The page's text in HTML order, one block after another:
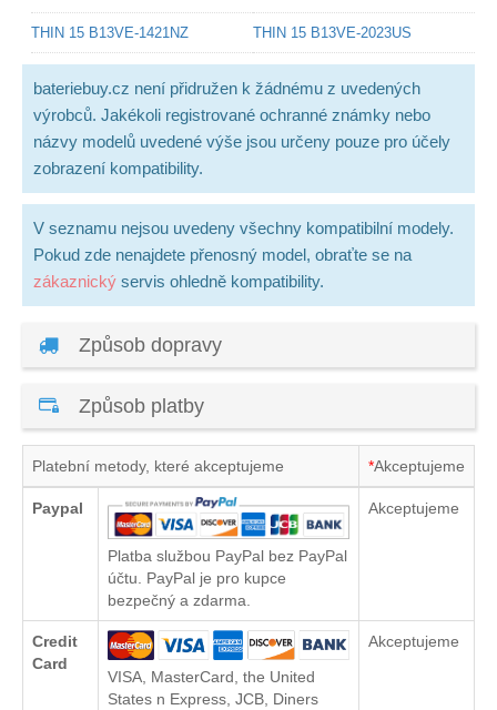
THIN 15 B13VE-1421NZ THIN 15 B13VE-2023US
bateriebuy.cz není přidružen k žádnému z uvedených
výrobců. Jakékoli registrované ochranné známky nebo
názvy modelů uvedené výše jsou určeny pouze pro účely
zobrazení kompatibility.
V seznamu nejsou uvedeny všechny kompatibilní modely.
Pokud zde nenajdete přenosný model, obraťte se na
zákaznický servis ohledně kompatibility.
Způsob dopravy
Způsob platby
Platební metody, které akceptujeme *Akceptujeme
Paypal
Platba službou PayPal bez PayPal
účtu. PayPal je pro kupce
bezpečný a zdarma.
Akceptujeme
Credit
Card
VISA, MasterCard, the United
States n Express, JCB, Diners
Akceptujeme